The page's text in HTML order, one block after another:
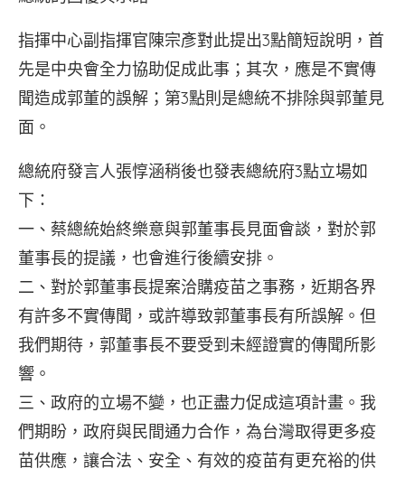
指揮中心副指揮官陳宗彥對此提出3點簡短說明，首
先是中央會全力協助促成此事；其次，應是不實傳
聞造成郭董的誤解；第3點則是總統不排除與郭董見
面。
總統府發言人張惇涵稍後也發表總統府3點立場如
下：
一、蔡總統始終樂意與郭董事長見面會談，對於郭
董事長的提議，也會進行後續安排。
二、對於郭董事長提案洽購疫苗之事務，近期各界
有許多不實傳聞，或許導致郭董事長有所誤解。但
我們期待，郭董事長不要受到未經證實的傳聞所影
響。
三、政府的立場不變，也正盡力促成這項計畫。我
們期盼，政府與民間通力合作，為台灣取得更多疫
苗供應，讓合法、安全、有效的疫苗有更充裕的供